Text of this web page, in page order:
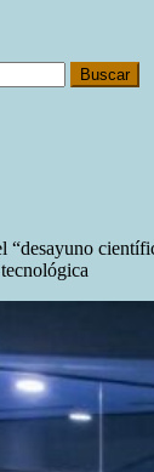
“desayuno